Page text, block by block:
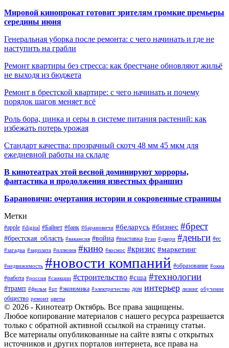
Мировой кинопрокат готовит зрителям громкие премьеры
середины июня
Генеральная уборка после ремонта: с чего начинать и где не
наступить на грабли
Ремонт квартиры без стресса: как брестчане обновляют жильё
не выходя из бюджета
Ремонт в брестской квартире: с чего начинать и почему
порядок шагов меняет всё
Роль бора, цинка и серы в системе питания растений: как
избежать потерь урожая
Стандарт качества: прозрачный скотч 48 мм 45 мкм для
ежедневной работы на складе
В кинотеатрах этой весной доминируют хорроры,
фантастика и продолжения известных франшиз
Барановичи: очертания истории и сокровенные страницы
Метки
#apple #digital #Байнет #банк #барановичи #беларусь #бизнес #брест
#брестская_область #вакансия #война #выставка #гаи #двери #деньги #ес
#загадка #зарплата #иллюзия #кино #космос #кризис #маркетинг
#недвижимость #новости компаний #образование #окна
#работа #россия #санкции #строительство #сша #технологии
#трамп #фильм #цт #экономика #электричество дом интерьер лизинг обучение
общество ремонт цветы
© 2026 - Кинотеатр Октябрь. Все права защищены.
Любое копирование материалов с нашего ресурса разрешается
только с обратной активной ссылкой на страницу статьи.
Все материалы опубликованные на сайте взяты с открытых
источников и других порталов интернета, все права на